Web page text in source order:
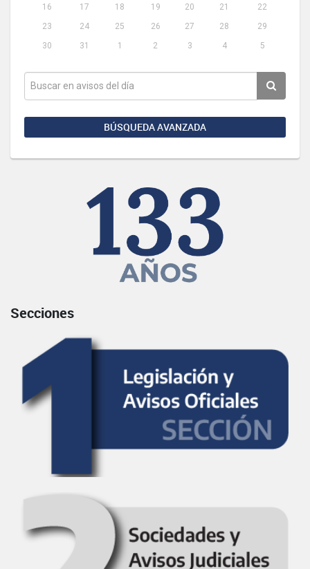
16
17 18 19 20 21
22
23
24 25 26 27 28
29
30
31 1 2 3 4 5
BÚSQUEDA AVANZADA
Secciones